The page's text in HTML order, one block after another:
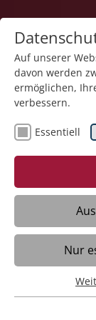
Der
Auf unserer
davon werden
ermöglichen,
verbessern.
Essentiell
Nur
Essentiell
Essentielle